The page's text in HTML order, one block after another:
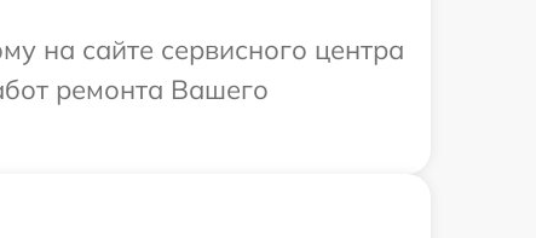
на сайте сервисного центра
ремонта Вашего